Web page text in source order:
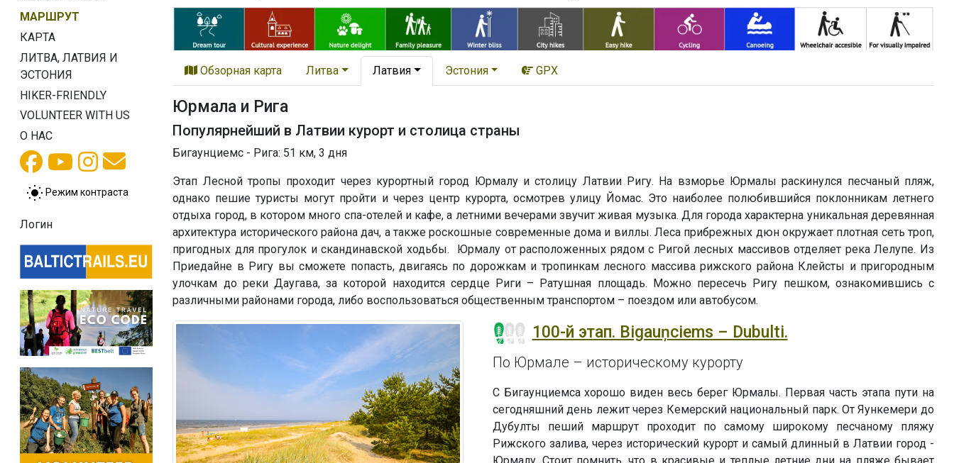
МАРШРУТ
КАРТА
ЛИТВА, ЛАТВИЯ И
ЭСТОНИЯ
HIKER-FRIENDLY
VOLUNTEER WITH US
О НАС
Режим контраста
Логин
Обзорная карта Литва Латвия Эстония GPX
Юрмала и Рига
Популярнейший в Латвии курорт и столица страны
Бигаунциемс - Рига: 51 км, 3 дня
Этап Лесной тропы проходит через курортный город Юрмалу и столицу Латвии Ригу. На взморье Юрмалы раскинулся песчаный пляж,
однако пешие туристы могут пройти и через центр курорта, осмотрев улицу Йомас. Это наиболее полюбившийся поклонникам летнего
отдыха город, в котором много спа-отелей и кафе, а летними вечерами звучит живая музыка. Для города характерна уникальная деревянная
архитектура исторического района дач, а также роскошные современные дома и виллы. Леса прибрежных дюн окружает плотная сеть троп,
пригодных для прогулок и скандинавской ходьбы. Юрмалу от расположенных рядом с Ригой лесных массивов отделяет река Лелупе. Из
Приедайне в Ригу вы сможете попасть, двигаясь по дорожкам и тропинкам лесного массива рижского района Клейсты и пригородным
улочкам до реки Даугава, за которой находится сердце Риги – Ратушная площадь. Можно пересечь Ригу пешком, ознакомившись с
различными районами города, либо воспользоваться общественным транспортом – поездом или автобусом.
100-й этап. Bigauņciems – Dubulti.
По Юрмале – историческому курорту
С Бигаунциемса хорошо виден весь берег Юрмалы. Первая часть этапа пути на
сегодняшний день лежит через Кемерский национальный парк. От Яункемери до
Дубулты пеший маршрут проходит по самому широкому песчаному пляжу
Рижского залива, через исторический курорт и самый длинный в Латвии город -
Юрмалу. Стоит помнить, что в красивые и теплые летние дни на пляже бывает